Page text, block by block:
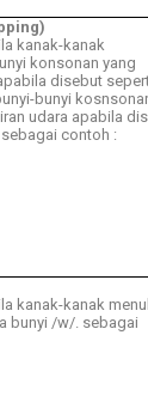
kanak-kanak
konsonan yang
disebut
bunyi
udara apabila
contoh :
kanak-kanak
bunyi /w/. sebagai